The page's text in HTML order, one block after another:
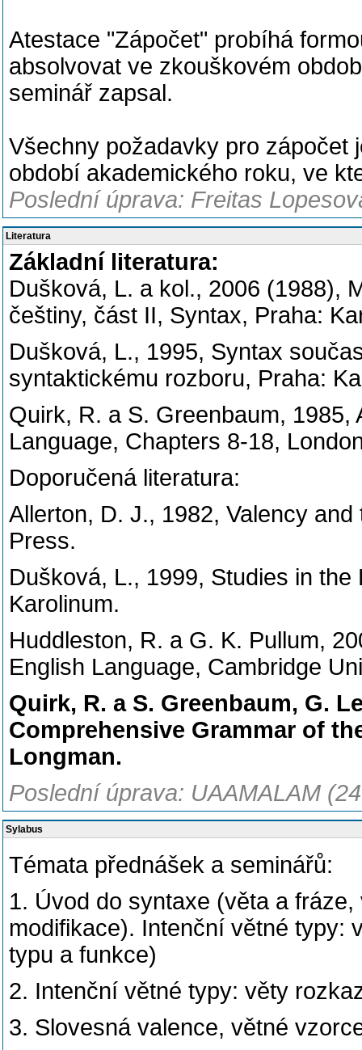
Atestace "Zápočet" probíhá
absolvovat ve zkouškovém
seminář zapsal.
Všechny požadavky pro zápočet
období akademického roku, ve
Poslední úprava: Freitas
Literatura
Základní literatura:
Dušková, L. a kol., 2006 (1988),
češtiny, část II, Syntax, Praha:
Dušková, L., 1995, Syntax
syntaktickému rozboru, Praha:
Quirk, R. a S. Greenbaum,
Language, Chapters 8-18,
Doporučená literatura:
Allerton, D. J., 1982, Valency
Press.
Dušková, L., 1999, Studies in
Karolinum.
Huddleston, R. a G. K. Pullum,
English Language, Cambridge
Quirk, R. a S. Greenbaum, G.
Comprehensive Grammar of
Longman.
Poslední úprava: UAAMALAM
Sylabus
Témata přednášek a seminářů:
1. Úvod do syntaxe (věta a
modifikace). Intenční větné typy:
typu a funkce)
2. Intenční větné typy: věty
3. Slovesná valence, větné